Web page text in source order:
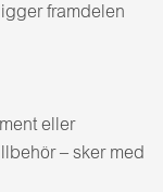
framdelen
eller
– sker med